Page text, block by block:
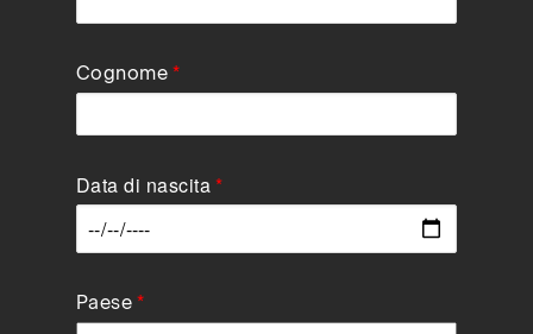
Cognome
Data di nascita
Paese